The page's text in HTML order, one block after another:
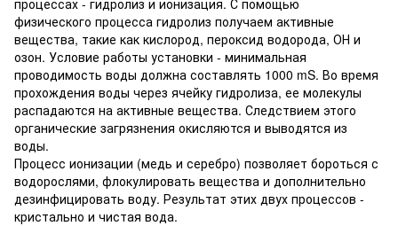
физического процесса гидролиз получаем активные
вещества, такие как кислород, пероксид водорода, ОН и
озон. Условие работы установки - минимальная
проводимость воды должна составлять 1000 mS. Во время
прохождения воды через ячейку гидролиза, ее молекулы
распадаются на активные вещества. Следствием этого
органические загрязнения окисляются и выводятся из
воды.
Процесс ионизации (медь и серебро) позволяет бороться с
водорослями, флокулировать вещества и дополнительно
дезинфицировать воду. Результат этих двух процессов -
кристально и чистая вода.